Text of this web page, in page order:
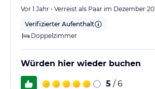
Vor 1 Jahr • Verreist als Paar im Dezember
Verifizierter Aufenthalt
Doppelzimmer
Würden hier wieder buchen
5 / 6